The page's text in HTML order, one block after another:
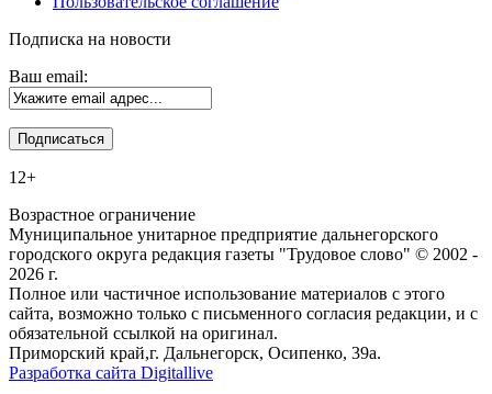
Подписка на новости
Ваш email:
12+
Возрастное ограничение
Муниципальное унитарное предприятие дальнегорского
городского округа редакция газеты "Трудовое слово" © 2002 -
2026 г.
Полное или частичное использование материалов с этого
сайта, возможно только с письменного согласия редакции, и с
обязательной ссылкой на оригинал.
Приморский край,г. Дальнегорск, Осипенко, 39а.
Разработка сайта Digitallive